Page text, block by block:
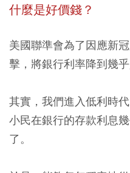
什麼是好價錢？
美國聯準會為了因應新
擊，將銀行利率降到幾乎
其實，我們進入低利時
小民在銀行的存款利息
了。